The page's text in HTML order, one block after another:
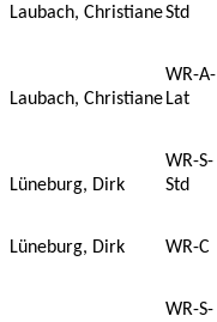
Laubach, ChristianeStd
Laubach, Christiane
WR-A-
Lat
Lüneburg, Dirk
WR-S-
Std
Lüneburg, Dirk WR-C
WR-S-